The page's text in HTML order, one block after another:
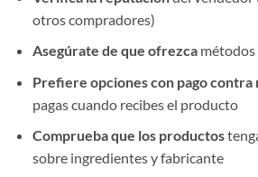
otros compradores)
Asegúrate de que ofrezcamétodos
Prefiere opciones con pago contra
pagas cuando recibes el producto
Comprueba que los productos
sobre ingredientes y fabricante